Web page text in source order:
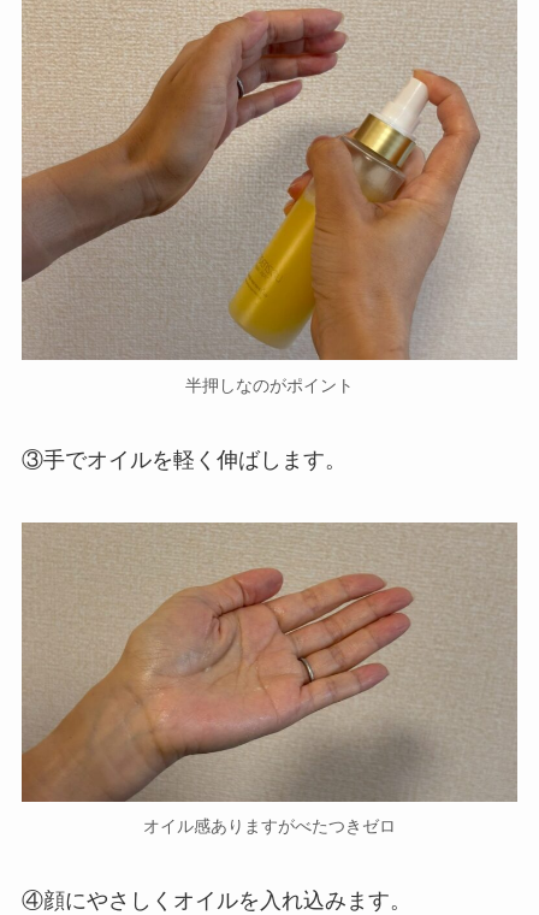
半押しなのがポイント
③手でオイルを軽く伸ばします。
オイル感ありますがべたつきゼロ
④顔にやさしくオイルを入れ込みます。